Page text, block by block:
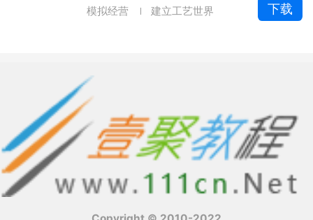
模拟经营 建立工艺世界 下载